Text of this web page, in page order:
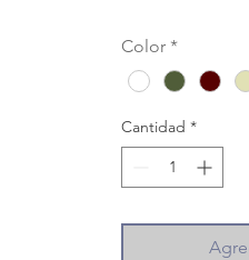
Color *
Cantidad *